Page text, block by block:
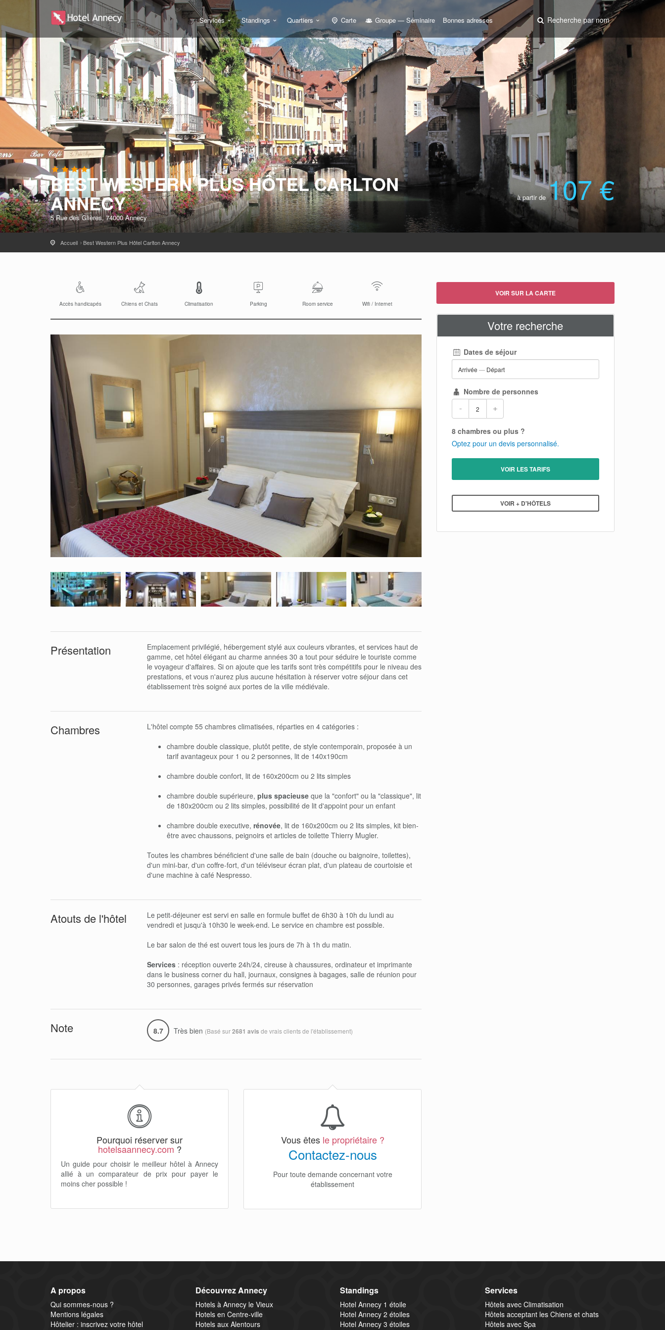
Services Standings Quartiers Carte Groupe — Séminaire Bonnes adresses Recherche par nom
BEST WESTERN PLUS HÔTEL CARLTON
ANNECY
5 Rue des Glières, 74000 Annecy
à partir de107 €
Accueil Best Western Plus Hôtel Carlton Annecy
Accès handicapés Chiens et Chats Climatisation Parking Room service Wifi / Internet
Présentation
Emplacement privilégié, hébergement stylé aux couleurs vibrantes, et services haut de
gamme, cet hôtel élégant au charme années 30 a tout pour séduire le touriste comme
le voyageur d'affaires. Si on ajoute que les tarifs sont très compétitifs pour le niveau des
prestations, et vous n'aurez plus aucune hésitation à réserver votre séjour dans cet
établissement très soigné aux portes de la ville médiévale.
Chambres
L'hôtel compte 55 chambres climatisées, réparties en 4 catégories :
chambre double classique, plutôt petite, de style contemporain, proposée à un
tarif avantageux pour 1 ou 2 personnes, lit de 140x190cm
chambre double confort, lit de 160x200cm ou 2 lits simples
chambre double supérieure, plus spacieuse que la "confort" ou la "classique", lit
de 180x200cm ou 2 lits simples, possibilité de lit d'appoint pour un enfant
chambre double executive, rénovée, lit de 160x200cm ou 2 lits simples, kit bien-
être avec chaussons, peignoirs et articles de toilette Thierry Mugler.
Toutes les chambres bénéficient d'une salle de bain (douche ou baignoire, toilettes),
d'un mini-bar, d'un coffre-fort, d'un téléviseur écran plat, d'un plateau de courtoisie et
d'une machine à café Nespresso.
Atouts de l'hôtel
Le petit-déjeuner est servi en salle en formule buffet de 6h30 à 10h du lundi au
vendredi et jusqu'à 10h30 le week-end. Le service en chambre est possible.
Le bar salon de thé est ouvert tous les jours de 7h à 1h du matin.
Services : réception ouverte 24h/24, cireuse à chaussures, ordinateur et imprimante
dans le business corner du hall, journaux, consignes à bagages, salle de réunion pour
30 personnes, garages privés fermés sur réservation
Note 8.7 Très bien (Basé sur2681 avis de vrais clients de l'établissement)
Pourquoi réserver sur
hotelsaannecy.com ?
Un guide pour choisir le meilleur hôtel à Annecy
allié à un comparateur de prix pour payer le
moins cher possible !
Vous êtes le propriétaire ?
Contactez-nous
Pour toute demande concernant votre
établissement
VOIR SUR LA CARTE
Votre recherche
Dates de séjour
Arrivée — Départ
Nombre de personnes
- +
8 chambres ou plus ?
Optez pour un devis personnalisé.
VOIR LES TARIFS
VOIR + D'HÔTELS
A propos
Qui sommes-nous ?
Mentions légales
Hôtelier : inscrivez votre hôtel
Découvrez Annecy
Hotels à Annecy le Vieux
Hotels en Centre-ville
Hotels aux Alentours
Standings
Hotel Annecy 1 étoile
Hotel Annecy 2 étoiles
Hotel Annecy 3 étoiles
Services
Hôtels avec Climatisation
Hôtels acceptant les Chiens et chats
Hôtels avec Spa